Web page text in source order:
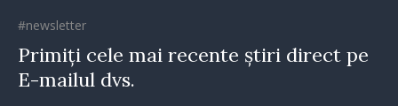
#newsletter
Primiți cele mai recente știri direct pe
E-mailul dvs.